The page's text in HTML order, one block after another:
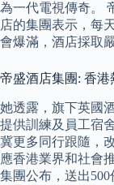
為一代電視傳奇。
店的集團表示，每
會爆滿，酒店採取
帝盛酒店集團: 香港
她透露，旗下英國
提供訓練及員工宿
冀更多同行跟隨，
應香港業界和社會
集團公布，送出